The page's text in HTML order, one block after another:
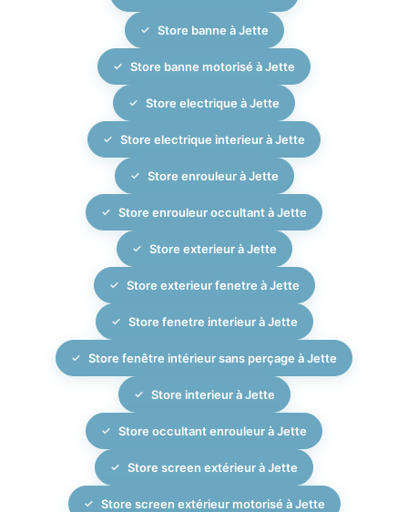
Store banne à Jette
Store banne motorisé à Jette
Store electrique à Jette
Store electrique interieur à Jette
Store enrouleur à Jette
Store enrouleur occultant à Jette
Store exterieur à Jette
Store exterieur fenetre à Jette
Store fenetre interieur à Jette
Store fenêtre intérieur sans perçage à Jette
Store interieur à Jette
Store occultant enrouleur à Jette
Store screen extérieur à Jette
Store screen extérieur motorisé à Jette